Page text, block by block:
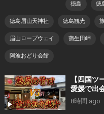
徳島 徳
徳島眉山天神社 徳島観光
眉山ロープウェイ 蒲生田岬
阿波おどり会館
【四国ツ
愛媛で出
8時間 ago